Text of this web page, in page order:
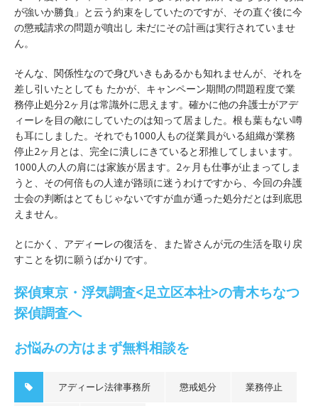
が強いか勝負」と云う約束をしていたのですが、その直ぐ後に今
の懲戒請求の問題が噴出し 未だにその計画は実行されていませ
ん。
そんな、関係性なので身びいきもあるかも知れませんが、それを
差し引いたとしても たかが、キャンペーン期間の問題程度で業
務停止処分2ヶ月は常識外に思えます。確かに他の弁護士がアデ
ィーレを目の敵にしていたのは知って居ました。根も葉もない噂
も耳にしました。それでも1000人もの従業員がいる組織が業務
停止2ヶ月とは、完全に潰しにきていると邪推してしまいます。
1000人の人の肩には家族が居ます。2ヶ月も仕事が止まってしま
うと、その何倍もの人達が路頭に迷うわけですから、今回の弁護
士会の判断はとてもじゃないですが血が通った処分だとは到底思
えません。
とにかく、アディーレの復活を、また皆さんが元の生活を取り戻
すことを切に願うばかりです。
探偵東京・浮気調査<足立区本社>の青木ちなつ
探偵調査へ
お悩みの方はまず無料相談を
アディーレ法律事務所 懲戒処分 業務停止